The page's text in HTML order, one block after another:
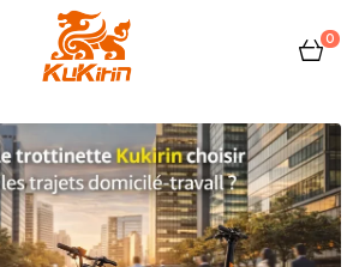
Kukirin
France
0